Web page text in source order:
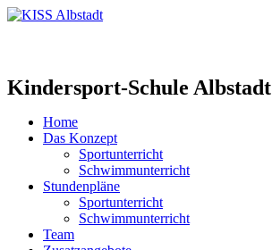
Kindersport-Schule Albstadt
Home
Das Konzept
Sportunterricht
Schwimmunterricht
Stundenpläne
Sportunterricht
Schwimmunterricht
Team